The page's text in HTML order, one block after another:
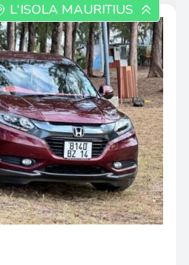
L'ISOLA MAURITIUS